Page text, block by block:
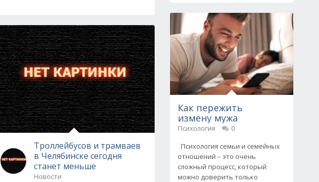
Троллейбусов и трамваев
в Челябинске сегодня
станет меньше
Новости
Как пережить
измену мужа
Психология
0
Психология семьи и семейных
отношений – это очень
сложный процесс, который
можно доверить только